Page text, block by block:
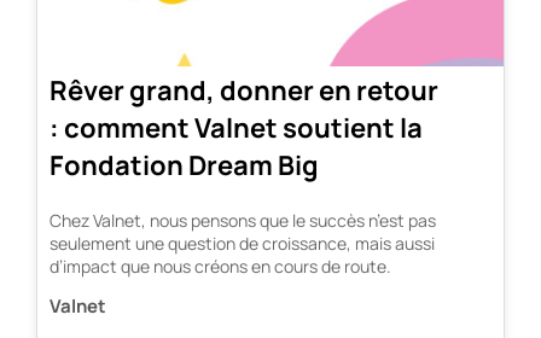
Rêver grand, donner en retour
: comment Valnet soutient la
Fondation Dream Big
Chez Valnet, nous pensons que le succès n’est pas
seulement une question de croissance, mais aussi
d’impact que nous créons en cours de route.
Valnet